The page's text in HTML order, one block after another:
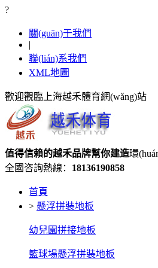
?
關(guān)于我們
|
聯(lián)系我們
XML地圖
歡迎觀臨上海越禾體育網(wǎng)站
值得信賴的越禾品牌幫你建造環
全國咨詢熱線： 18136190858
首頁
> 懸浮拼裝地板
幼兒園拼接地板
籃球場懸浮拼裝地板